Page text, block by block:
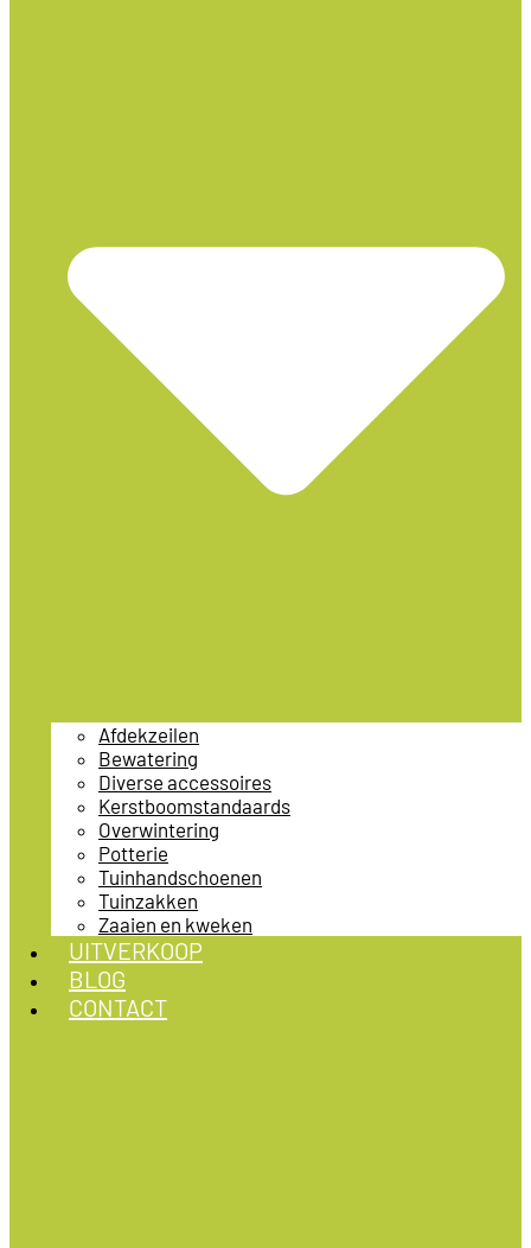
Afdekzeilen
Bewatering
Diverse accessoires
Kerstboomstandaards
Overwintering
Potterie
Tuinhandschoenen
Tuinzakken
Zaaien en kweken
UITVERKOOP
BLOG
CONTACT